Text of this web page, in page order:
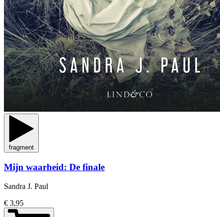
fragment
Mijn waarheid: De finale
Sandra J. Paul
€ 3,95